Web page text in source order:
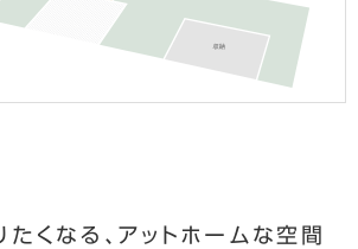
くなる、 アットホームな空間